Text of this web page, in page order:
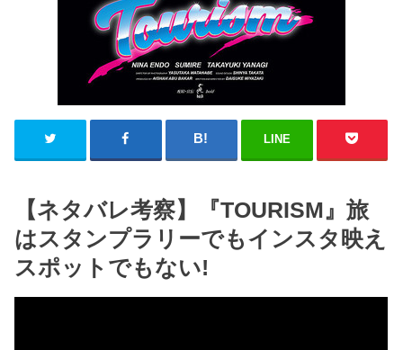
LINE
【ネタバレ考察】『TOURISM』旅
はスタンプラリーでもインスタ映え
スポットでもない!